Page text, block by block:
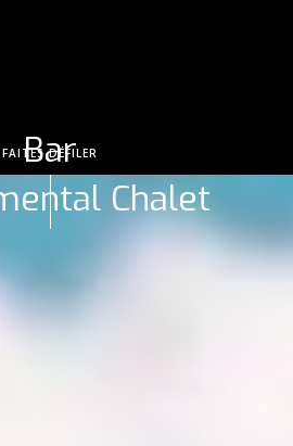
Bar
Chalet
FAITES DÉFILER